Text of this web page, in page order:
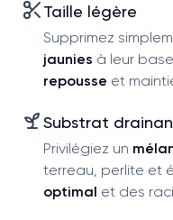
Taille légère
Supprimez
jaunies à leur
repousse et
Substrat
Privilégiez un
terreau, perlite et
optimal et des